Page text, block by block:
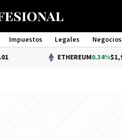
Impuestos Legales Negocios
ETHEREUM 0.34%$1,904.10